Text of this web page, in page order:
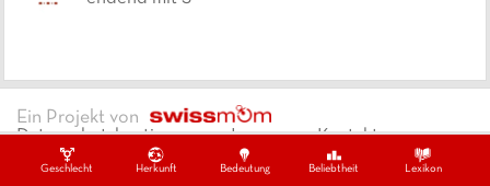
Geschlecht Herkunft Bedeutung Beliebtheit Lexikon
Ein Projekt von
DatenschutzbestimmungenImpressumKontakt
Copywrite ©
2026swissmom